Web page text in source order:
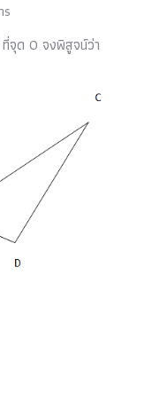
จุด O จงพิสูจน์ว่า